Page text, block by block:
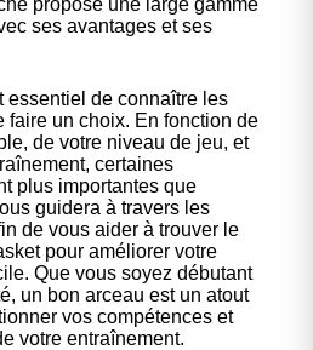
ses avantages et ses
essentiel de connaître les
faire un choix. En fonction de
de votre niveau de jeu, et
certaines
plus importantes que
guidera à travers les
de vous aider à trouver le
pour améliorer votre
Que vous soyez débutant
un bon arceau est un atout
vos compétences et
votre entraînement.